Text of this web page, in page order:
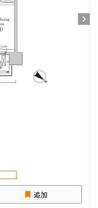
追加